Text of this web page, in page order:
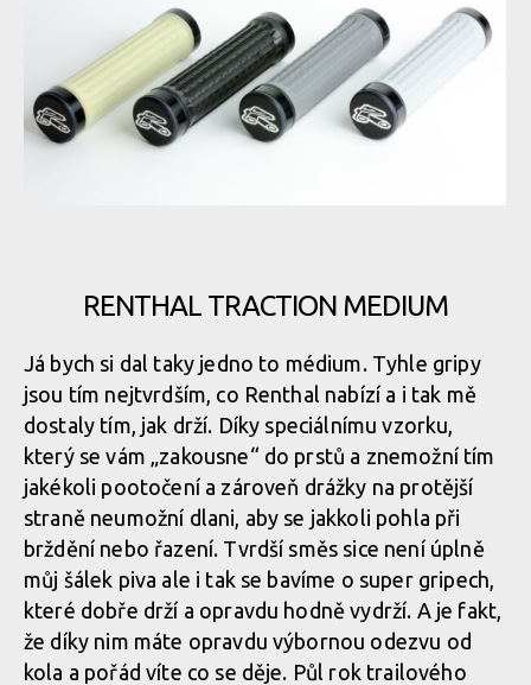
Gripy Renthal
Gripy Renthal
Gripy Renthal
RENTHAL TRACTION MEDIUM
Já bych si dal taky jedno to médium. Tyhle gripy
jsou tím nejtvrdším, co Renthal nabízí a i tak mě
dostaly tím, jak drží. Díky speciálnímu vzorku,
který se vám „zakousne“ do prstů a znemožní tím
jakékoli pootočení a zároveň drážky na protější
straně neumožní dlani, aby se jakkoli pohla při
brždění nebo řazení. Tvrdší směs sice není úplně
můj šálek piva ale i tak se bavíme o super gripech,
které dobře drží a opravdu hodně vydrží. A je fakt,
že díky nim máte opravdu výbornou odezvu od
kola a pořád víte co se děje. Půl rok trailového